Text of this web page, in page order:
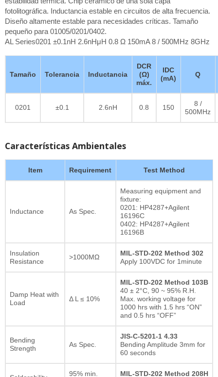
fotolitográfica. Inductancia estable en circuitos de alta frecuencia.
Diseño altamente estable para necesidades críticas. Tamaño
pequeño para 01005/0201/0402.
AL Series0201 ±0.1nH 2.6nHμH 0.8 Ω 150mA 8 / 500MHz 8GHz
Tamaño Tolerancia Inductancia
DCR
(Ω)
máx.
IDC
(mA)
Q
0201 ±0.1 2.6nH 0.8 150
8 /
500MHz
Características Ambientales
Item Requirement Test Method
Inductance As Spec.
Measuring equipment and
fixture:
0201: HP4287+Agilent
16196C
0402: HP4287+Agilent
16196B
Insulation
Resistance
>1000MΩ
MIL-STD-202 Method 302
Apply 100VDC for 1minute
Damp Heat with
Load
Δ L ≤ 10%
MIL-STD-202 Method 103B
40 ± 2°C, 90 ~ 95% R.H.
Max. working voltage for
1000 hrs with 1.5 hrs “ON”
and 0.5 hrs “OFF”
Bending
Strength
As Spec.
JIS-C-5201-1 4.33
Bending Amplitude 3mm for
60 seconds
95% min.
MIL-STD-202 Method 208H